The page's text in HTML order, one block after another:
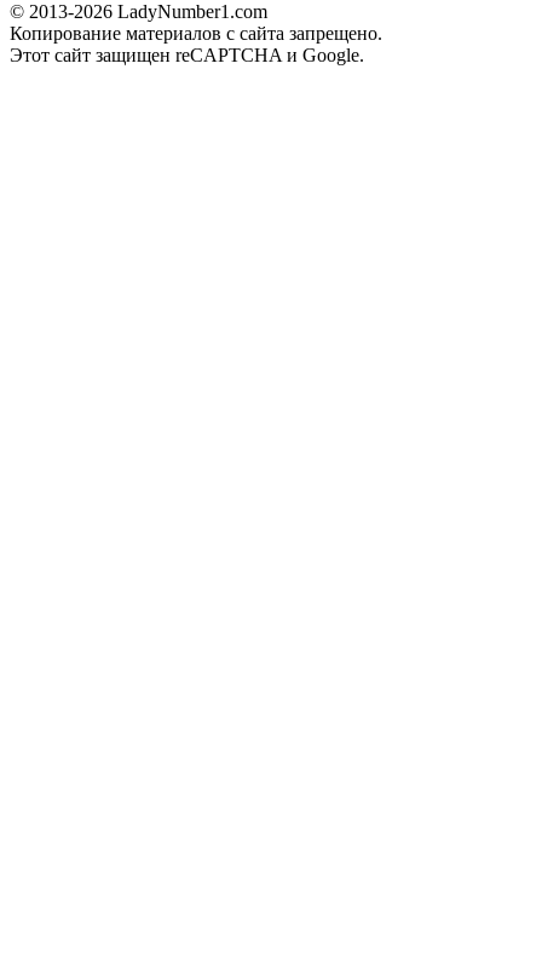
© 2013-2026 LadyNumber1.com
Копирование материалов c сайта запрещено.
Этот сайт защищен reCAPTCHA и Google.